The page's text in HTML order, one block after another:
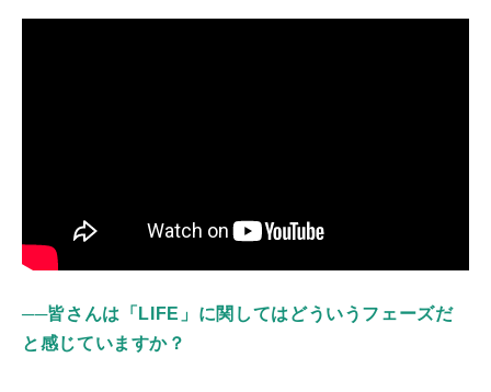
──皆さんは「LIFE」に関してはどういうフェーズだ
と感じていますか？